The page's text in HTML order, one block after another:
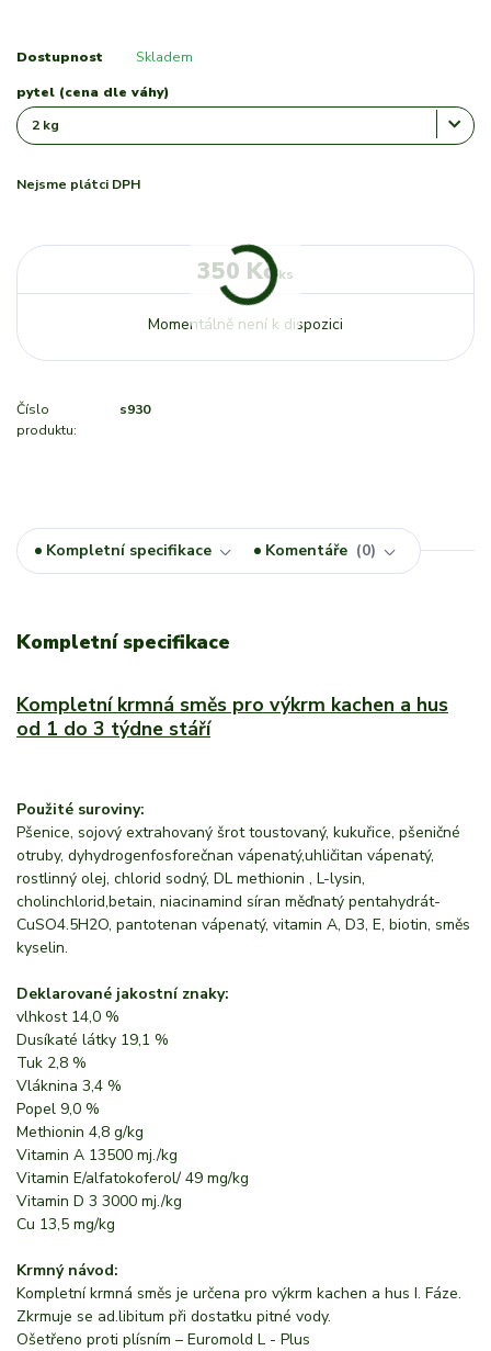
Dostupnost Skladem
pytel (cena dle váhy)
Nejsme plátci DPH
350 Kč/ks
Momentálně není k dispozici
Číslo
produktu:
s930
Kompletní specifikace Komentáře 0
Kompletní specifikace
Kompletní krmná směs pro výkrm kachen a hus
od 1 do 3 týdne stáří
Použité suroviny:
Pšenice, sojový extrahovaný šrot toustovaný, kukuřice, pšeničné
otruby, dyhydrogenfosforečnan vápenatý,uhličitan vápenatý,
rostlinný olej, chlorid sodný, DL methionin , L-lysin,
cholinchlorid,betain, niacinamind síran měďnatý pentahydrát-
CuSO4.5H2O, pantotenan vápenatý, vitamin A, D3, E, biotin, směs
kyselin.
Deklarované jakostní znaky:
vlhkost 14,0 %
Dusíkaté látky 19,1 %
Tuk 2,8 %
Vláknina 3,4 %
Popel 9,0 %
Methionin 4,8 g/kg
Vitamin A 13500 mj./kg
Vitamin E/alfatokoferol/ 49 mg/kg
Vitamin D 3 3000 mj./kg
Cu 13,5 mg/kg
Krmný návod:
Kompletní krmná směs je určena pro výkrm kachen a hus I. Fáze.
Zkrmuje se ad.libitum při dostatku pitné vody.
Ošetřeno proti plísním – Euromold L - Plus